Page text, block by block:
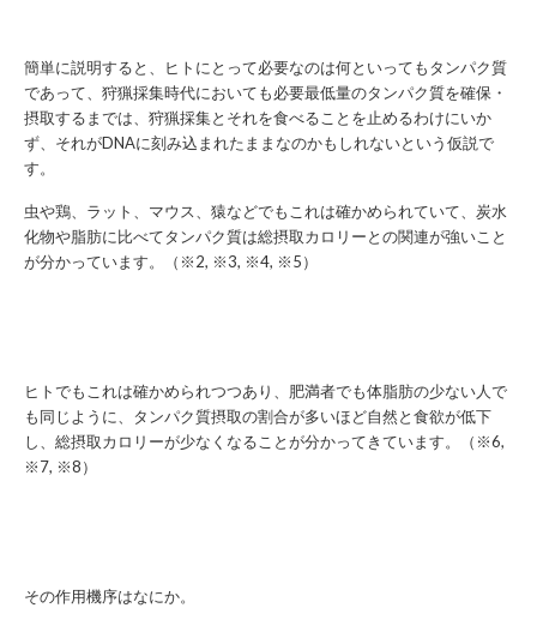
簡単に説明すると、ヒトにとって必要なのは何といってもタンパク質
であって、狩猟採集時代においても必要最低量のタンパク質を確保・
摂取するまでは、狩猟採集とそれを食べることを止めるわけにいか
ず、それがDNAに刻み込まれたままなのかもしれないという仮説で
す。
虫や鶏、ラット、マウス、猿などでもこれは確かめられていて、炭水
化物や脂肪に比べてタンパク質は総摂取カロリーとの関連が強いこと
が分かっています。（※2, ※3, ※4, ※5）
ヒトでもこれは確かめられつつあり、肥満者でも体脂肪の少ない人で
も同じように、タンパク質摂取の割合が多いほど自然と食欲が低下
し、総摂取カロリーが少なくなることが分かってきています。（※6,
※7, ※8）
その作用機序はなにか。